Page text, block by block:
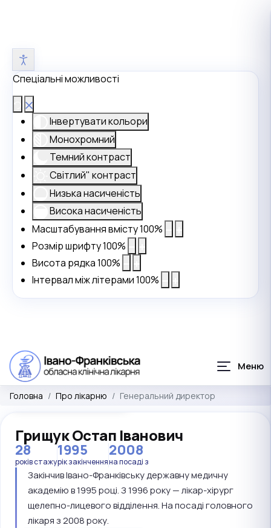
Спеціальні можливості
Інвертувати кольори
Монохромний
Темний контраст
Світлий" контраст
Низька насиченість
Висока насиченість
Масштабування вмісту100%
Розмір шрифту100%
Висота рядка100%
Інтервал між літерами100%
Головна Про лікарню Генеральний директор
ГЕНЕРАЛЬНИЙ ДИРЕКТОР
Грищук Остап Іванович
28
років стажу
1995
рік закінчення
2008
на посаді з
Закінчив Івано-Франківську державну медичну
академію в 1995 році. З 1996 року — лікар-хірург
щелепно-лицевого відділення. На посаді головного
лікаря з 2008 року.